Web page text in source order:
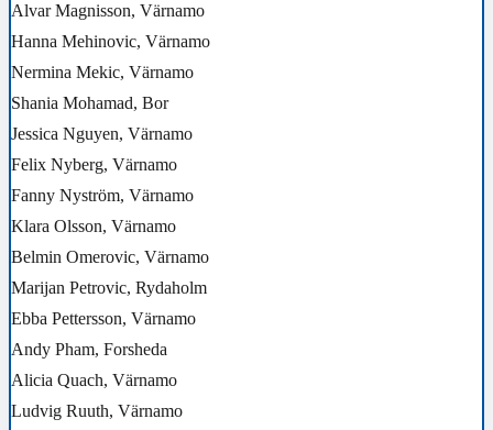
Alvar Magnisson, Värnamo
Hanna Mehinovic, Värnamo
Nermina Mekic, Värnamo
Shania Mohamad, Bor
Jessica Nguyen, Värnamo
Felix Nyberg, Värnamo
Fanny Nyström, Värnamo
Klara Olsson, Värnamo
Belmin Omerovic, Värnamo
Marijan Petrovic, Rydaholm
Ebba Pettersson, Värnamo
Andy Pham, Forsheda
Alicia Quach, Värnamo
Ludvig Ruuth, Värnamo